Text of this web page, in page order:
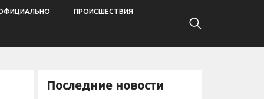
ПРОИСШЕСТВИЯ
Последние новости